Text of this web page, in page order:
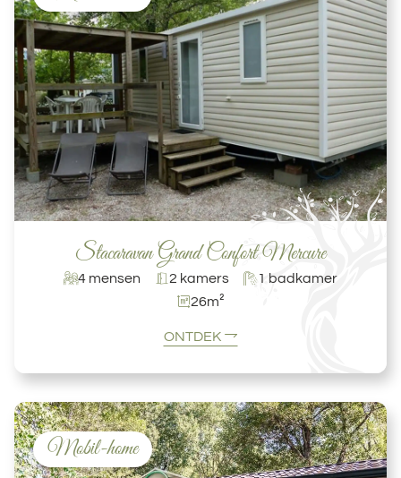
Stacaravan Grand Confort Mercure
4 mensen 2 kamers
1 badkamer
26m²
ONTDEK
Mobil-home